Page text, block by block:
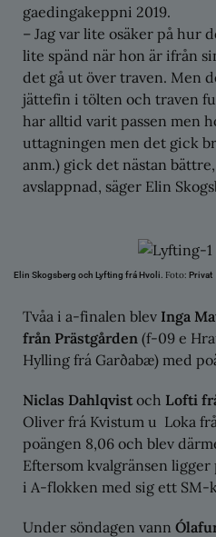
gaedingakeppni 2019.
– Jag var lite osäker på hur
lite spänd när hon är ifrån
det gå ut över traven. Men
jättefin i tölten och traven
har alltid varit passen men
uttagningen men det gick
anm.) gick det nästan
avslappnad, säger Elin
Elin Skogsberg och Lyfting frá Hvoli. Foto: Privat
Tvåa i a-finalen blev Inga
från Prästgården (f-09 e
Hylling frá Garðabæ) med
Niclas Dahlqvistoch Lofti
Oliver frá Kvistum u Loka
poängen 8,06 och blev
Eftersom kvalgränsen
i A-flokken med sig ett SM-
Under söndagen vann